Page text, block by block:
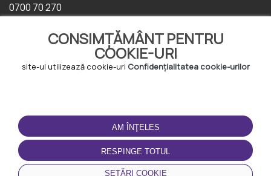
CONSIMȚĂMÂNT PENTRU
COOKIE-URI
site-ul utilizează cookie-uri Confidențialitatea cookie-urilor
AM ÎNŢELES
RESPINGE TOTUL
SETĂRI COOKIE
0700 70 270
TERMENI DE UTILIZARE
Termeni și condiții
Politica de
Confidențialitate
Politica de cookie-uri
DESCĂRCAȚI
APLICAȚIA